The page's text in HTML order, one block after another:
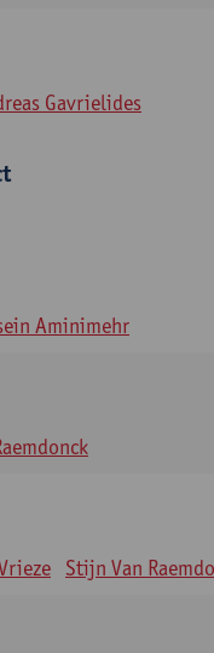
Gavrielides
Aminimehr
Stijn Van